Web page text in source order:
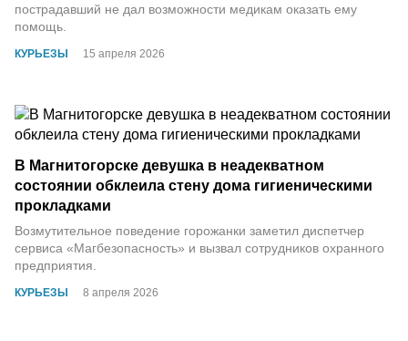
КУРЬЕЗЫ 15 апреля 2026
пострадавший не дал возможности медикам оказать ему
помощь.
КУРЬЕЗЫ 8 апреля 2026
В Магнитогорске девушка в неадекватном
состоянии обклеила стену дома гигиеническими
прокладками
Возмутительное поведение горожанки заметил диспетчер
сервиса «Магбезопасность» и вызвал сотрудников охранного
предприятия.